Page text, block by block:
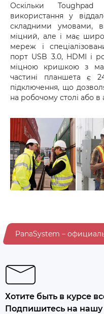
Оскільки
використання у
складними умовами,
міцний, але і має
мереж і
порт USB 3.0, HDMI і
міцною кришкою з
частині планшета є
підключення, що
на робочому столі або в
PanaSystem –
Хотите быть в курсе
Подпишитесь на нашу